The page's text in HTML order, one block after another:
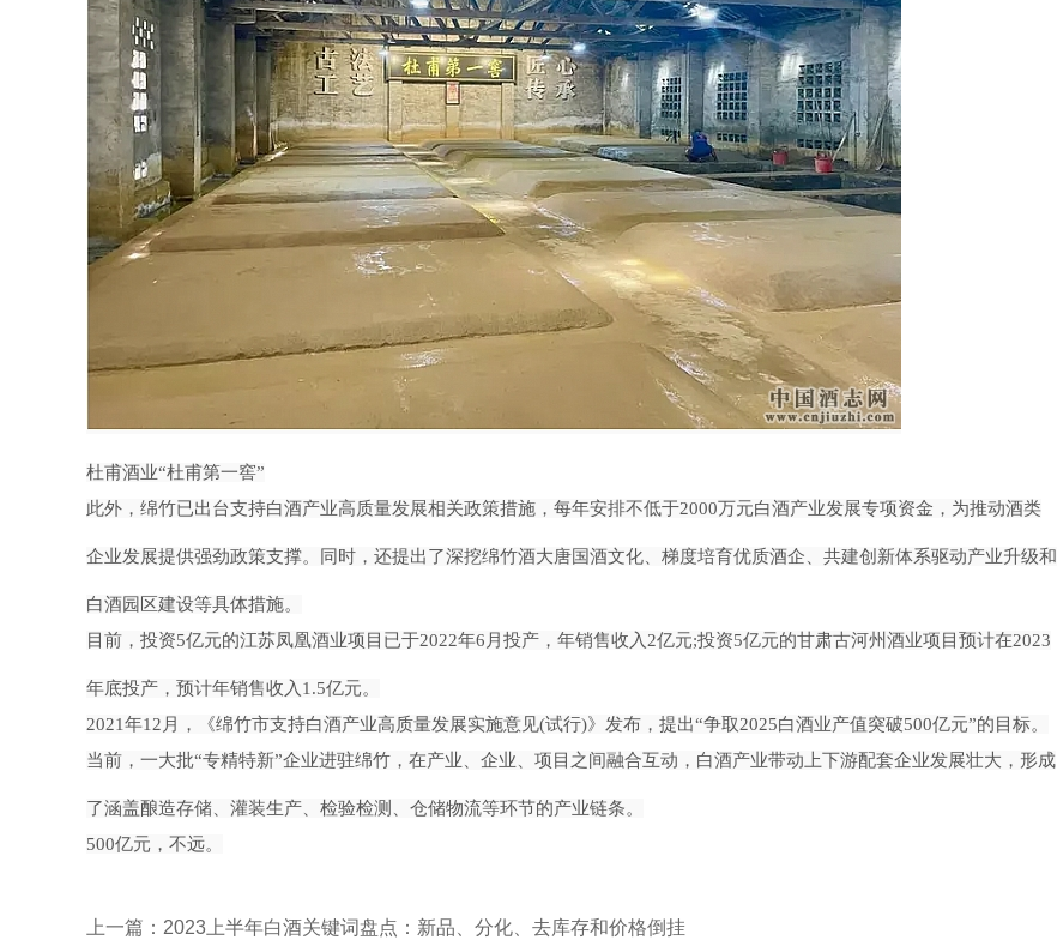
杜甫酒业“杜甫第一窖”
此外，绵竹已出台支持白酒产业高质量发展相关政策措施，每年安排不低于2000万元白酒产业发展专项资金，为推动酒类
企业发展提供强劲政策支撑。同时，还提出了深挖绵竹酒大唐国酒文化、梯度培育优质酒企、共建创新体系驱动产业升级和
白酒园区建设等具体措施。
目前，投资5亿元的江苏凤凰酒业项目已于2022年6月投产，年销售收入2亿元;投资5亿元的甘肃古河州酒业项目预计在2023
年底投产，预计年销售收入1.5亿元。
2021年12月，《绵竹市支持白酒产业高质量发展实施意见(试行)》发布，提出“争取2025白酒业产值突破500亿元”的目标。
当前，一大批“专精特新”企业进驻绵竹，在产业、企业、项目之间融合互动，白酒产业带动上下游配套企业发展壮大，形成
了涵盖酿造存储、灌装生产、检验检测、仓储物流等环节的产业链条。
500亿元，不远。
上一篇： 2023上半年白酒关键词盘点：新品、分化、去库存和价格倒挂